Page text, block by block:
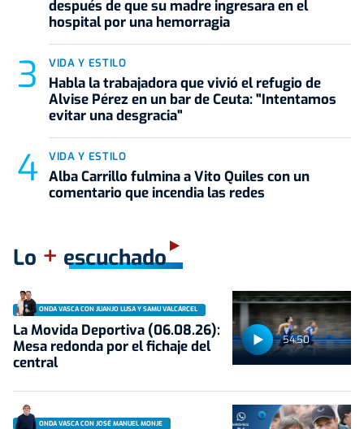
después de que su madre ingresara en el
hospital por una hemorragia
VIDA Y ESTILO
Habla la trabajadora que vivió el refugio de
Alvise Pérez en un bar de Ceuta: "Intentamos
evitar una desgracia"
VIDA Y ESTILO
Alba Carrillo fulmina a Vito Quiles con un
comentario que incendia las redes
Lo + escuchado
54:50
ONDA VASCA CON JUANJO LUSA Y SAMU VALCÁRCEL
La Movida Deportiva (06.08.26):
Mesa redonda por el fichaje del
central
ONDA VASCA CON JOSÉ MANUEL MONJE